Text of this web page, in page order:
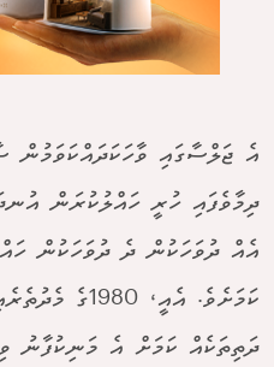
އެ ޖަލްސާގައި ވާހަކަދައްކަވަމުން
ދިމާވެފައި ހުރީ ހައްލުކުރަން
އެއް ދުވަހަކުން ދެ ދުވަހަކުން
ކަމަށެވެ. އެއީ،
ދަތިތަކެއް ކަމަށް އެ މަނިކުފާނު